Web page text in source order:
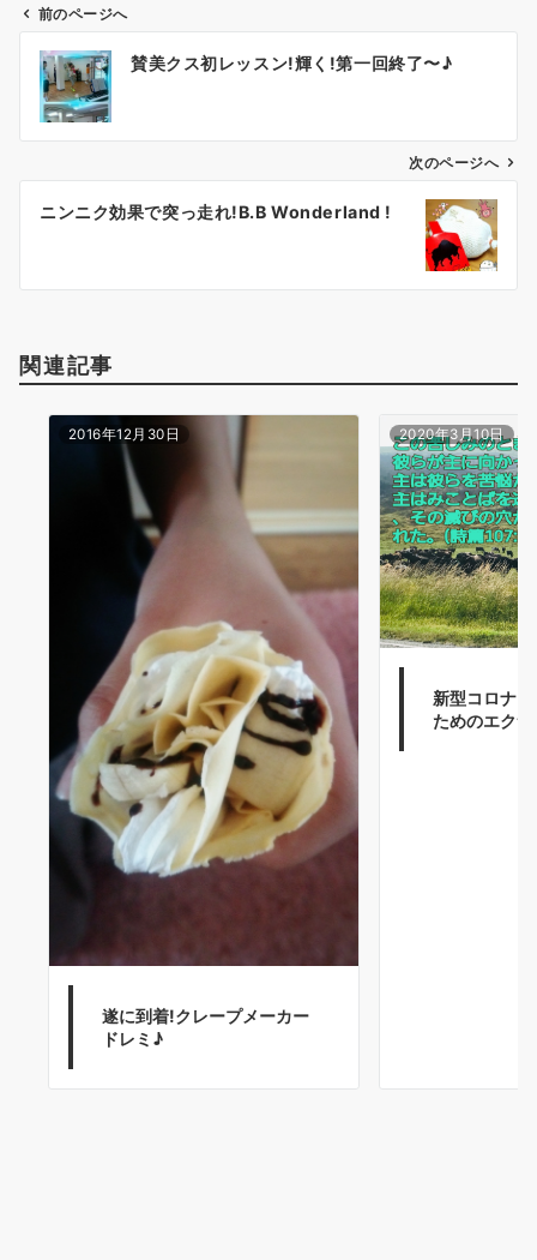
ビ
ン
前のページへ
賛美クス初レッスン!輝く!第一回終了〜♪
次のページへ
ニンニク効果で突っ走れ!B.B Wonderland !
関連記事
2016年12月30日
遂に到着!クレープメーカー
ドレミ♪
2020年3月10日
新型コロナ
ためのエク